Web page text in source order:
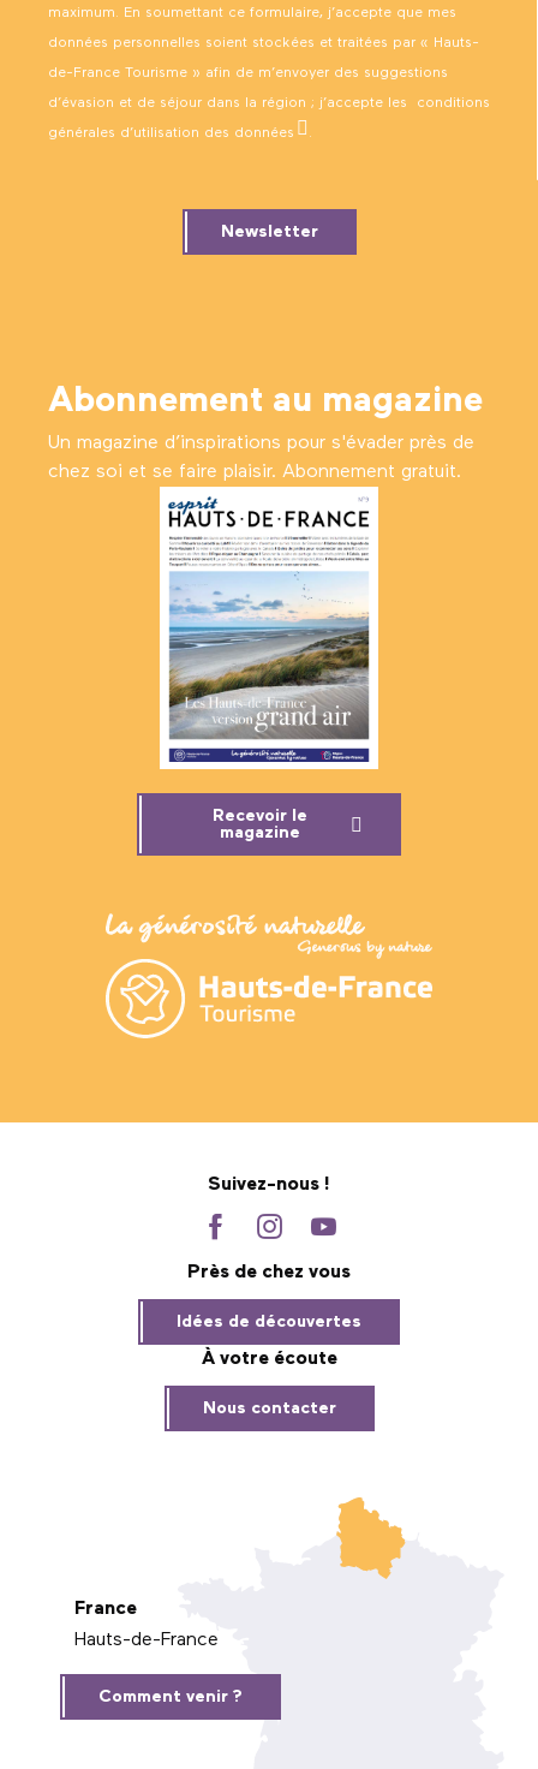
maximum. En soumettant ce formulaire, j’accepte que mes
données personnelles soient stockées et traitées par « Hauts-
de-France Tourisme » afin de m’envoyer des suggestions
d’évasion et de séjour dans la région ; j’accepte les conditions
générales d’utilisation des données .
Newsletter
Abonnement au magazine
Un magazine d’inspirations pour s'évader près de
chez soi et se faire plaisir. Abonnement gratuit.
Recevoir le
magazine
Suivez-nous !
Près de chez vous
Idées de découvertes
À votre écoute
Nous contacter
France
Hauts-de-France
Comment venir ?